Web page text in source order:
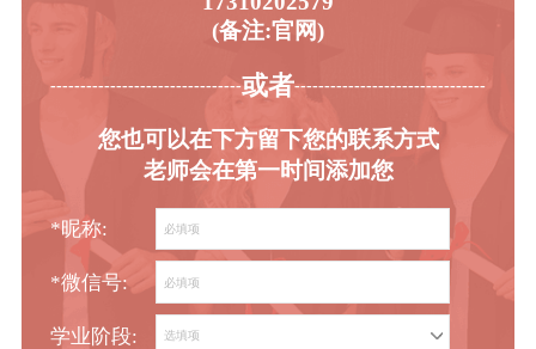
(备注:官网)
或者
您也可以在下方留下您的联系方式
老师会在第一时间添加您
*昵称:
*微信号:
学业阶段: